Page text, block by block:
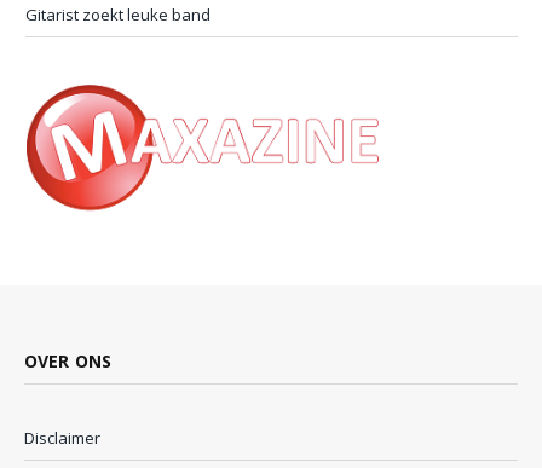
Gitarist zoekt leuke band
OVER ONS
Disclaimer